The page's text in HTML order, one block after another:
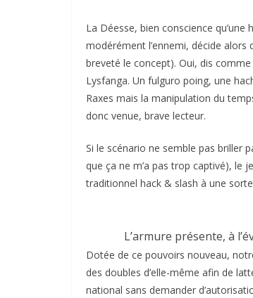
La Déesse, bien conscience
modérément l’ennemi, décide alors
breveté le concept). Oui, dis
Lysfanga. Un fulguro poing, une
Raxes mais la manipulation du
donc venue, brave lecteur.
Si le scénario ne semble pas briller
que ça ne m’a pas trop captivé), le
traditionnel hack & slash à une
L’armure présente, à
Dotée de ce pouvoirs nouveau,
des doubles d’elle-même afin de
national sans demander